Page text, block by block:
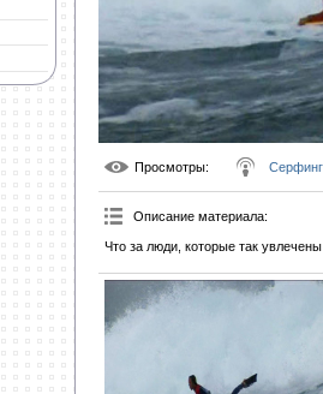
Просмотры: Серфинг
Описание материала:
Что за люди, которые так